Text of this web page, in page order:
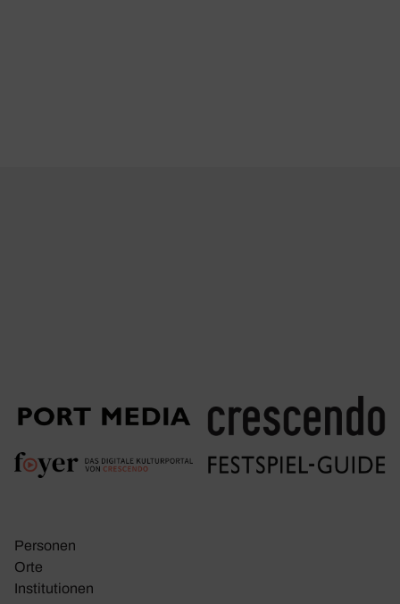
Personen
Orte
Insti­tu­tionen